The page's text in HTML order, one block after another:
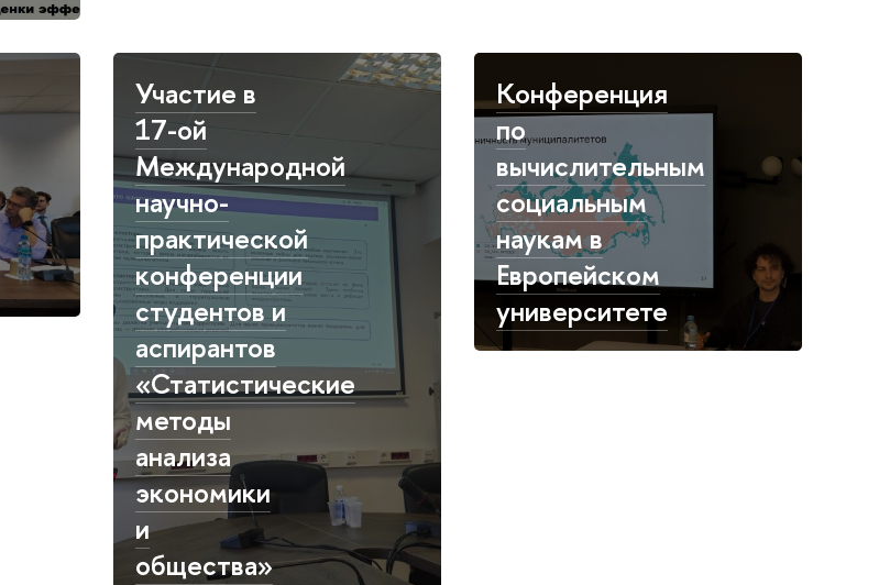
Участие в
17-ой
Международной
научно-
практической
конференции
студентов и
аспирантов
«Статистические
методы
анализа
экономики
и
общества»
Конференция
по
вычислительным
социальным
наукам в
Европейском
университете